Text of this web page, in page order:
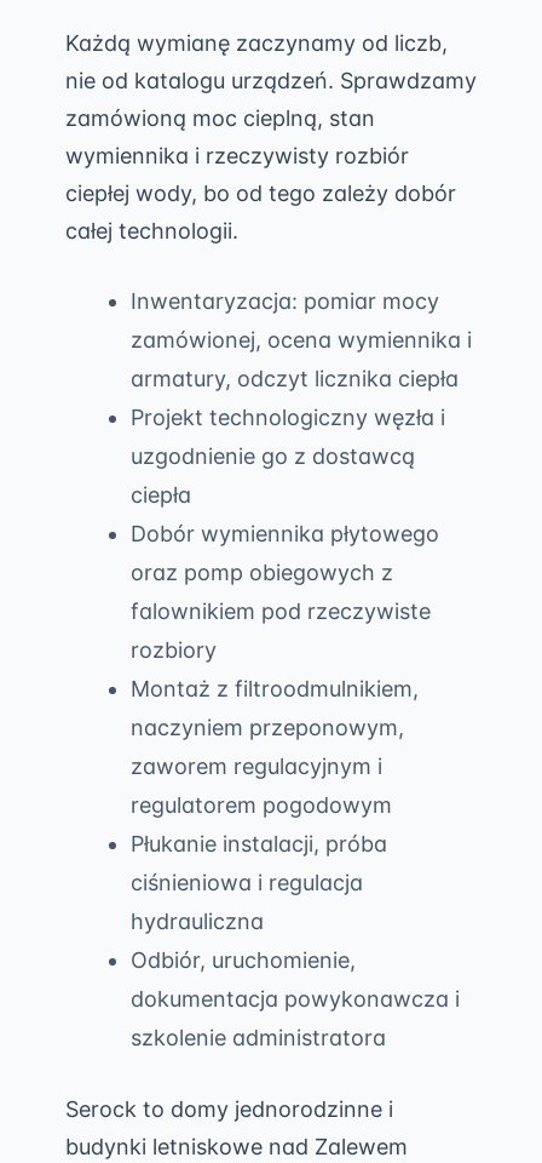
Każdą wymianę zaczynamy od liczb,
nie od katalogu urządzeń. Sprawdzamy
zamówioną moc cieplną, stan
wymiennika i rzeczywisty rozbiór
ciepłej wody, bo od tego zależy dobór
całej technologii.
Inwentaryzacja: pomiar mocy
zamówionej, ocena wymiennika i
armatury, odczyt licznika ciepła
Projekt technologiczny węzła i
uzgodnienie go z dostawcą
ciepła
Dobór wymiennika płytowego
oraz pomp obiegowych z
falownikiem pod rzeczywiste
rozbiory
Montaż z filtroodmulnikiem,
naczyniem przeponowym,
zaworem regulacyjnym i
regulatorem pogodowym
Płukanie instalacji, próba
ciśnieniowa i regulacja
hydrauliczna
Odbiór, uruchomienie,
dokumentacja powykonawcza i
szkolenie administratora
Serock to domy jednorodzinne i
budynki letniskowe nad Zalewem